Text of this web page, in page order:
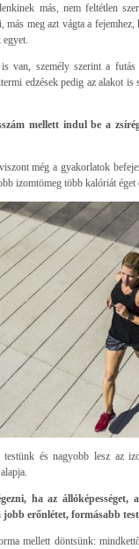
más, nem feltétlen
más meg azt vágta a
van, személy szerint a futás
edzések pedig az alakot
mellett indul be a
még a gyakorlatok
izomtömeg több kalóriát
és nagyobb lesz az
ha az állóképességet,
erőnlétet, formásabb
mellett döntsünk: